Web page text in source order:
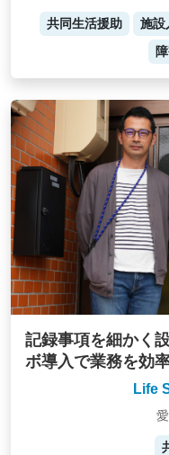
共同生活援助 施設
記録事項を細かく
ボ導入で業務を効
Life